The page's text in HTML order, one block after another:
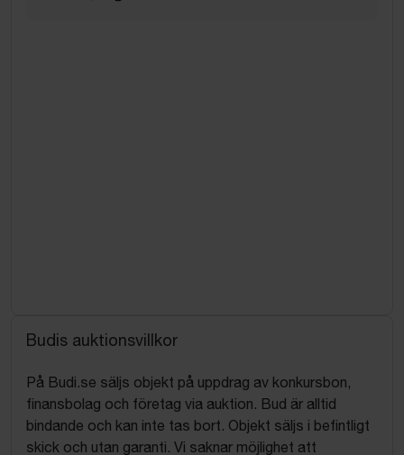
Budis auktionsvillkor
På Budi.se säljs objekt på uppdrag av konkursbon,
finansbolag och företag via auktion. Bud är alltid
bindande och kan inte tas bort. Objekt säljs i befintligt
skick och utan garanti. Vi saknar möjlighet att